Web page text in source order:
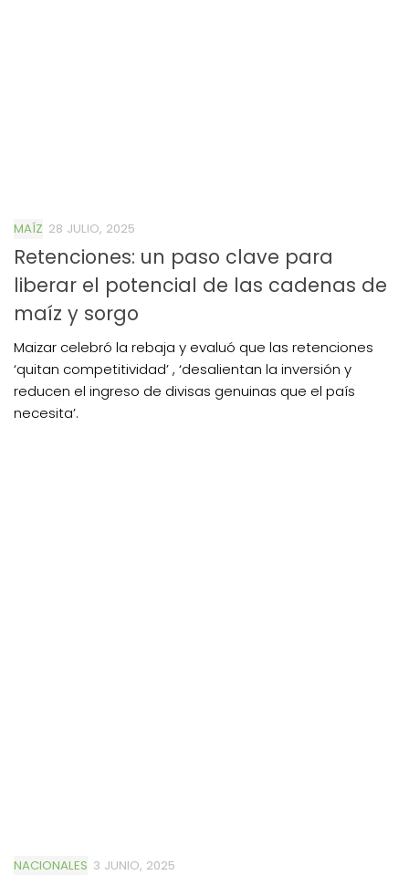
MAÍZ 28 JULIO, 2025
Retenciones: un paso clave para
liberar el potencial de las cadenas de
maíz y sorgo
Maizar celebró la rebaja y evaluó que las retenciones
‘quitan competitividad’ , ‘desalientan la inversión y
reducen el ingreso de divisas genuinas que el país
necesita’.
NACIONALES 3 JUNIO, 2025